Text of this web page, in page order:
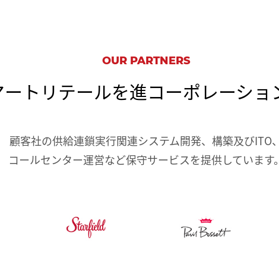
OUR PARTNERS
トリテールを進コーポレーショ
顧客社の供給連鎖実行関連システム開発、構築及びITO
コールセンター運営など保守サービスを提供しています